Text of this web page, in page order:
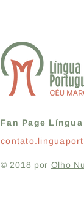
Fan Page
© 2018 por Olho